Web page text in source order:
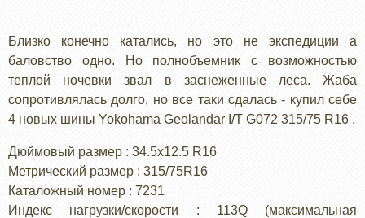
Близко конечно катались, но это не экспедиции а
баловство одно. Но полнобъемник с возможностью
теплой ночевки звал в заснеженные леса. Жаба
сопротивлялась долго, но все таки сдалась - купил себе
4 новых шины Yokohama Geolandar I/T G072 315/75 R16 .
Дюймовый размер : 34.5x12.5 R16
Метрический размер : 315/75R16
Каталожный номер : 7231
Индекс нагрузки/скорости : 113Q (максимальная